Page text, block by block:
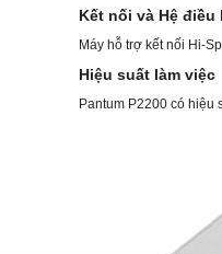
Kết nối và Hệ điều
Máy hỗ trợ kết nối Hi-
Hiệu suất làm việc
Pantum P2200 có hiệu